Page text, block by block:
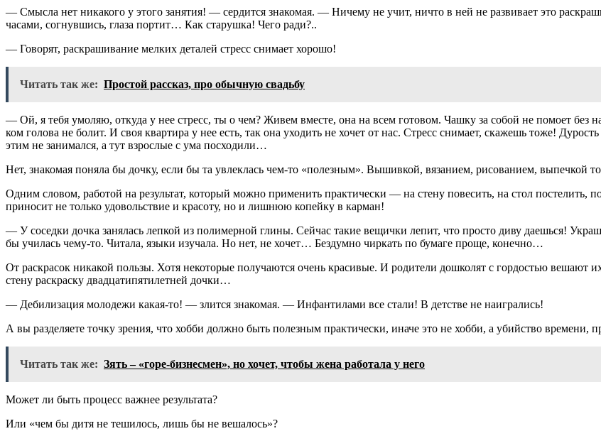
— Смысла нет никакого у этого занятия! — сердится знакомая. — Ничему не учит, ничто в ней не развивает это
часами, согнувшись, глаза портит… Как старушка! Чего ради?..
— Говорят, раскрашивание мелких деталей стресс снимает хорошо!
Читать так же: Простой рассказ, про обычную свадьбу
— Ой, я тебя умоляю, откуда у нее стресс, ты о чем? Живем вместе, она на всем готовом. Чашку за собой не помоет
ком голова не болит. И своя квартира у нее есть, так она уходить не хочет от нас. Стресс снимает, скажешь тоже!
этим не занимался, а тут взрослые с ума посходили…
Нет, знакомая поняла бы дочку, если бы та увлеклась чем-то «полезным». Вышивкой, вязанием, рисованием, выпечкой
Одним словом, работой на результат, который можно применить практически — на стену повесить, на стол постелить,
приносит не только удовольствие и красоту, но и лишнюю копейку в карман!
— У соседки дочка занялась лепкой из полимерной глины. Сейчас такие вещички лепит, что просто диву даешься!
бы училась чему-то. Читала, языки изучала. Но нет, не хочет… Бездумно чиркать по бумаге проще, конечно…
От раскрасок никакой пользы. Хотя некоторые получаются очень красивые. И родители дошколят с гордостью
стену раскраску двадцатипятилетней дочки…
— Дебилизация молодежи какая-то! — злится знакомая. — Инфантилами все стали! В детстве не наигрались!
А вы разделяете точку зрения, что хобби должно быть полезным практически, иначе это не хобби, а убийство времени,
Читать так же: Зять – «горе-бизнесмен», но хочет, чтобы жена работала у него
Может ли быть процесс важнее результата?
Или «чем бы дитя не тешилось, лишь бы не вешалось»?